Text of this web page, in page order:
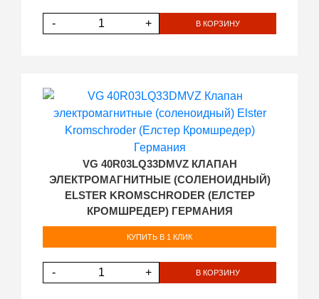
- + В КОРЗИНУ
VG 40R03LQ33DMVZ КЛАПАН
ЭЛЕКТРОМАГНИТНЫЕ (СОЛЕНОИДНЫЙ)
ELSTER KROMSCHRODER (ЕЛСТЕР
КРОМШРЕДЕР) ГЕРМАНИЯ
КУПИТЬ В 1 КЛИК
- + В КОРЗИНУ